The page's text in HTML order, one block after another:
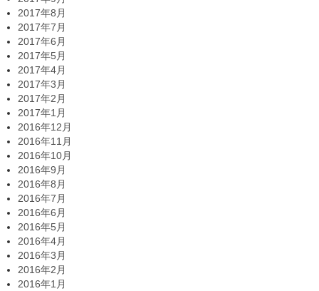
2017年8月
2017年7月
2017年6月
2017年5月
2017年4月
2017年3月
2017年2月
2017年1月
2016年12月
2016年11月
2016年10月
2016年9月
2016年8月
2016年7月
2016年6月
2016年5月
2016年4月
2016年3月
2016年2月
2016年1月